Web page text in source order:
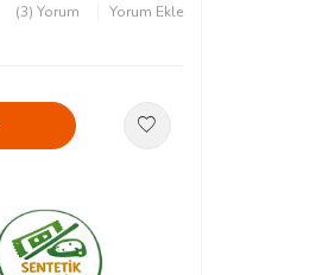
(3) Yorum Yorum Ekle